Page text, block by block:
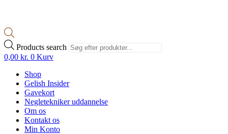
Products search
0,00 kr. 0 Kurv
Shop
Gelish Insider
Gavekort
Negletekniker uddannelse
Om os
Kontakt os
Min Konto